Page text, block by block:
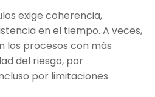
exige coherencia,
en el tiempo. A veces,
los procesos con más
del riesgo, por
por limitaciones